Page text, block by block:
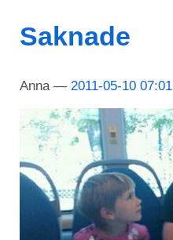
Saknade
Anna 2011-05-10 07:01